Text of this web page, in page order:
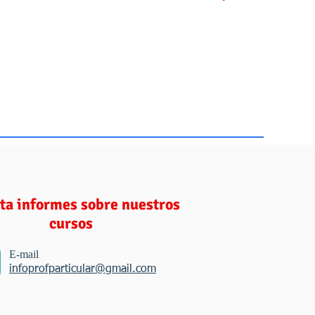
informes sobre nuestros
cursos
E-mail
infoprofparticular@gmail.com